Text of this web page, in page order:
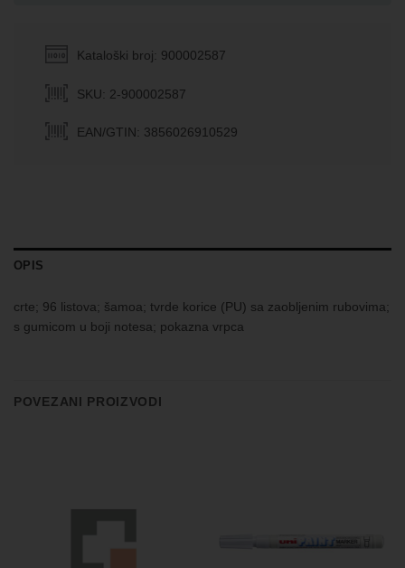
Kataloški broj: 900002587
SKU: 2-900002587
EAN/GTIN: 3856026910529
OPIS
crte; 96 listova; šamoa; tvrde korice (PU) sa zaobljenim rubovima;
s gumicom u boji notesa; pokazna vrpca
POVEZANI PROIZVODI